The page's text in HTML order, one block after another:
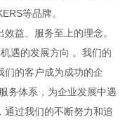
等品牌。
益、服务至上的理念。
遇的发展方向 。我们的
们的客户成为成功的企
务体系，为企业发展中遇
过我们的不断努力和追